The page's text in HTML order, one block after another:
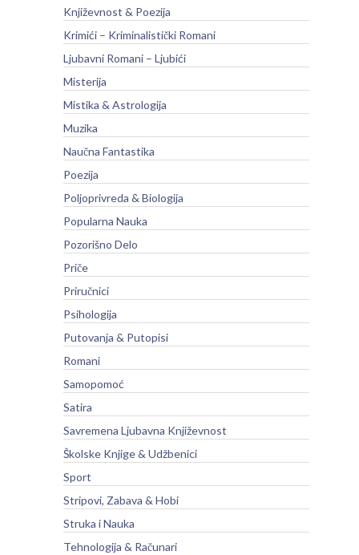
Književnost & Poezija
Krimići – Kriminalistički Romani
Ljubavni Romani – Ljubići
Misterija
Mistika & Astrologija
Muzika
Naučna Fantastika
Poezija
Poljoprivreda & Biologija
Popularna Nauka
Pozorišno Delo
Priče
Priručnici
Psihologija
Putovanja & Putopisi
Romani
Samopomoć
Satira
Savremena Ljubavna Književnost
Školske Knjige & Udžbenici
Sport
Stripovi, Zabava & Hobi
Struka i Nauka
Tehnologija & Računari